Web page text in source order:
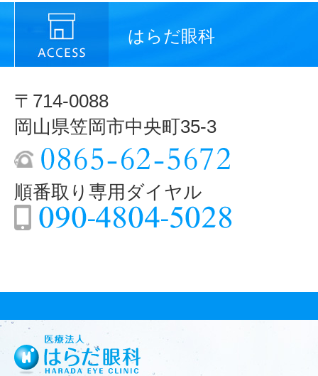
はらだ眼科
〒714-0088
岡山県笠岡市中央町35-3
順番取り専用ダイヤル